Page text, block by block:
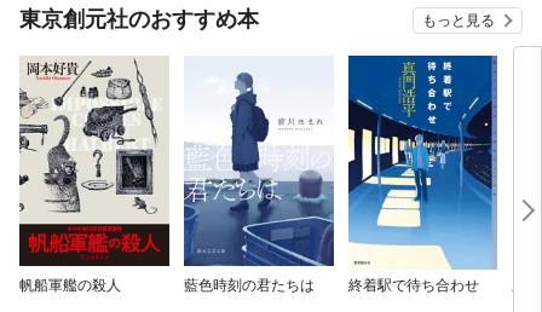
東京創元社のおすすめ本 もっと見る
帆船軍艦の殺人 藍色時刻の君たちは 終着駅で待ち合わせ
劇